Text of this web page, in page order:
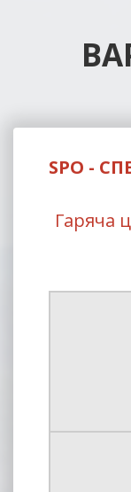
SPO -
Гаряча